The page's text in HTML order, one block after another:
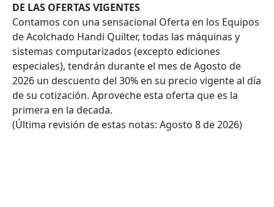
DE LAS OFERTAS VIGENTES
Contamos con una sensacional Oferta en los Equipos
de Acolchado Handi Quilter, todas las máquinas y
sistemas computarizados (excepto ediciones
especiales), tendrán durante el mes de Agosto de
2026 un descuento del 30% en su precio vigente al día
de su cotización. Aproveche esta oferta que es la
primera en la decada.
(Última revisión de estas notas: Agosto 8 de 2026)